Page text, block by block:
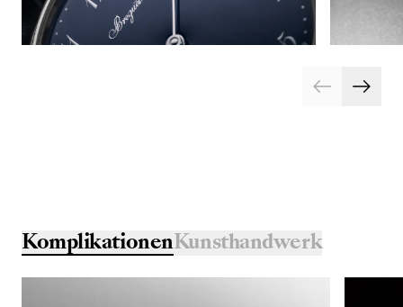
KomplikationenKunsthandwerk